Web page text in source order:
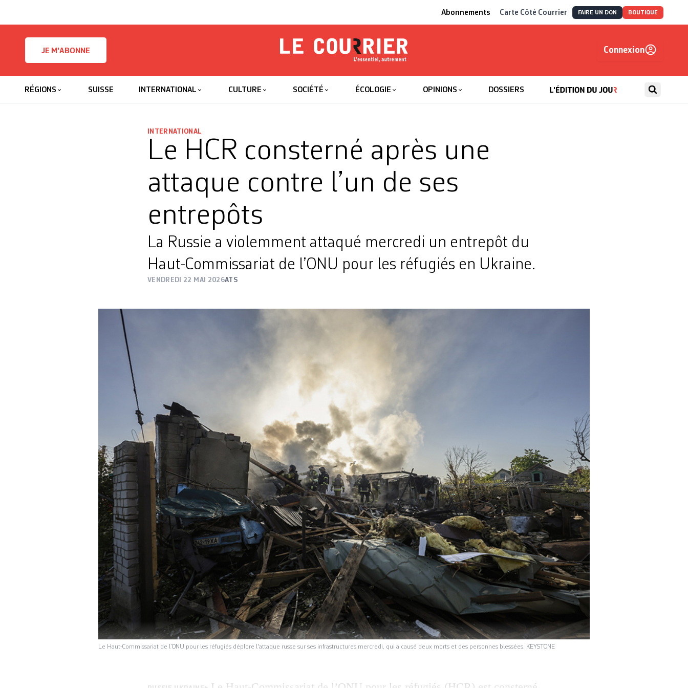
Abonnements Carte Côté Courrier FAIRE UN DON BOUTIQUE
JE M'ABONNE
Le Courrier
Connexion
RÉGIONS SUISSE INTERNATIONAL CULTURE SOCIÉTÉ ÉCOLOGIE OPINIONS DOSSIERS
INTERNATIONAL
Le HCR consterné après une
attaque contre l’un de ses
entrepôts
La Russie a violemment attaqué mercredi un entrepôt du
Haut-Commissariat de l’ONU pour les réfugiés en Ukraine.
VENDREDI 22 MAI 2026ATS
Le Haut-Commissariat de l’ONU pour les réfugiés déplore l'attaque russe sur ses infrastructures mercredi, qui a causé deux morts et des personnes blessées. KEYSTONE